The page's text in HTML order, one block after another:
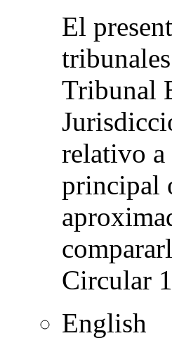
El
Tribunal
relativo a
principal
Circular
English